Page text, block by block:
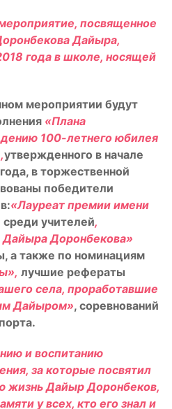
посвященное
Дайыра,
года в школе, носящей
мероприятии будут
«Плана
100-летнего юбилея
утвержденного в начале
в торжественной
победители
«Лауреат премии имени
среди учителей,
Доронбекова»
а также по номинациям
лучшие рефераты
села, проработавшие
Дайыром», соревнований
и воспитанию
за которые посвятил
жизнь Дайыр Доронбеков,
у всех, кто его знал и